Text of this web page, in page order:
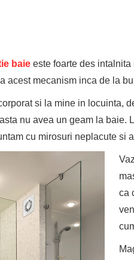
baie este foarte des
acest mecanism inca de la
si la mine in locuinta,
nu avea un geam la baie.
cu mirosuri neplacute si
ca